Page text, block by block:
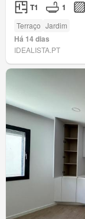
T1 1
Terraço Jardim
Há 14 dias
IDEALISTA.PT